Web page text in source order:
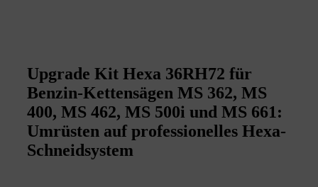
Upgrade Kit Hexa 36RH72 für
Benzin-Kettensägen MS 362, MS
400, MS 462, MS 500i und MS 661:
Umrüsten auf professionelles Hexa-
Schneidsystem